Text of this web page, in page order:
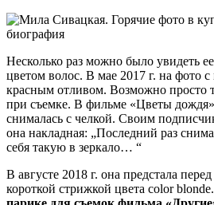
Несколько раз можно было увидеть
цветом волос. В мае 2017 г. на фото
красным отливом. Возможно просто
при съемке. В фильме «Цветы
снималась с челкой. Своим
она накладная: „Последний раз
себя такую в зеркало… “
В августе 2018 г. она предстала
короткой стрижкой цвета color blonde.